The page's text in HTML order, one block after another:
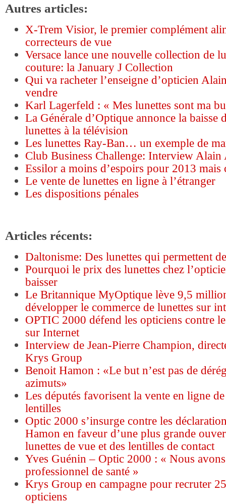
Autres articles:
X-Trem Visior, le premier complément
correcteurs de vue
Versace lance une nouvelle collection de
couture: la January J Collection
Qui va racheter l’enseigne d’opticien
vendre
Karl Lagerfeld : « Mes lunettes sont ma
La Générale d’Optique annonce la baisse
lunettes à la télévision
Les lunettes Ray-Ban… un exemple de
Club Business Challenge: Interview
Essilor a moins d’espoirs pour 2013 mais
Le vente de lunettes en ligne à l’étranger
Les dispositions pénales
Articles récents:
Daltonisme: Des lunettes qui permettent
Pourquoi le prix des lunettes chez
baisser
Le Britannique MyOptique lève 9,5
développer le commerce de lunettes sur
OPTIC 2000 défend les opticiens contre
sur Internet
Interview de Jean-Pierre Champion,
Krys Group
Benoit Hamon : «Le but n’est pas de
azimuts»
Les députés favorisent la vente en ligne
lentilles
Optic 2000 s’insurge contre les
Hamon en faveur d’une plus grande
lunettes de vue et des lentilles de contact
Yves Guénin – Optic 2000 : « Nous
professionnel de santé »
Krys Group en campagne pour recruter
opticiens